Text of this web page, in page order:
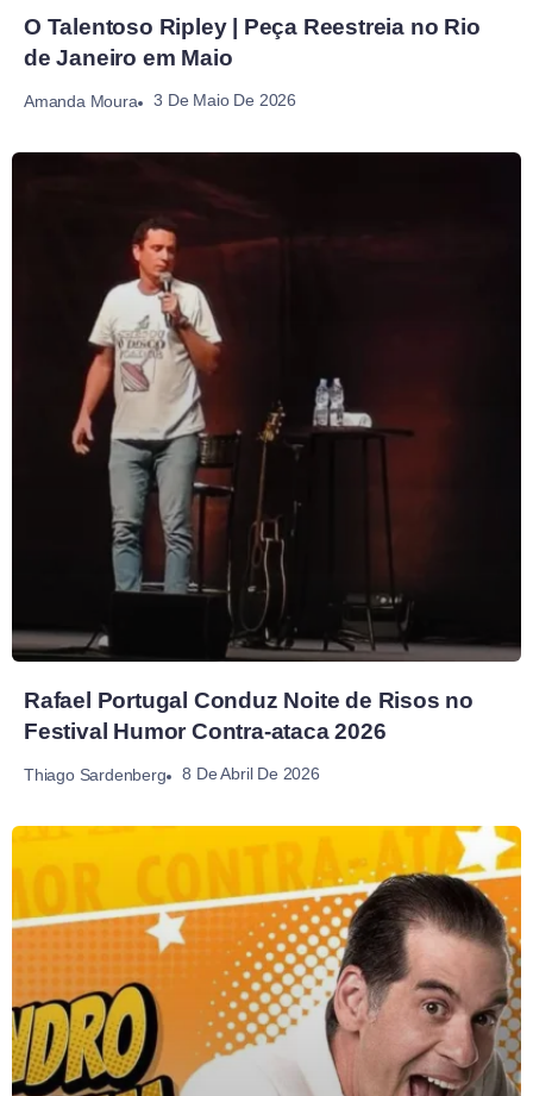
O Talentoso Ripley | Peça Reestreia no Rio
de Janeiro em Maio
Amanda Moura 3 De Maio De 2026
Rafael Portugal Conduz Noite de Risos no
Festival Humor Contra-ataca 2026
Thiago Sardenberg 8 De Abril De 2026